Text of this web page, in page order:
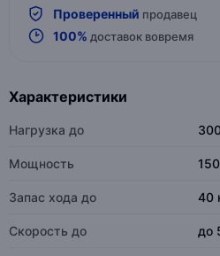
Проверенный продавец
100% доставок вовремя
Характеристики
Нагрузка до
Мощность
Запас хода до 40
Скорость до до